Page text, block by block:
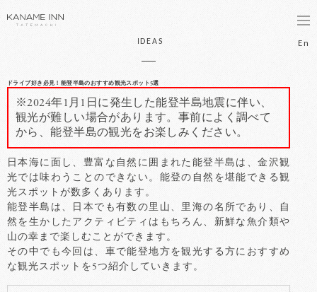
En
IDEAS
ドライブ好き必見！能登半島のおすすめ観光スポット5選
※2024年1月1日に発生した能登半島地震に伴い、
観光が難しい場合があります。事前によく調べて
から、能登半島の観光をお楽しみください。
日本海に面し、豊富な自然に囲まれた能登半島は、金沢観
光では味わうことのできない。能登の自然を堪能できる観
光スポットが数多くあります。
能登半島は、日本でも有数の里山、里海の名所であり、自
然を生かしたアクティビティはもちろん、新鮮な魚介類や
山の幸まで楽しむことができます。
その中でも今回は、車で能登地方を観光する方におすすめ
な観光スポットを5つ紹介していきます。